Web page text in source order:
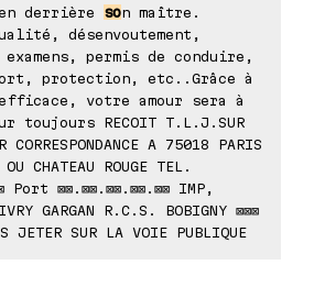
derrière son maître.
désenvoutement,
permis de conduire,
protection, etc..Grâce à
votre amour sera à
toujours RECOIT T.L.J.SUR
A 75018 PARIS
OU CHATEAU ROUGE TEL.
Port ⊠⊠.⊠⊠.⊠⊠.⊠⊠.⊠⊠ IMP,
GARGAN R.C.S. BOBIGNY ⊠⊠⊠
JETER SUR LA VOIE PUBLIQUE